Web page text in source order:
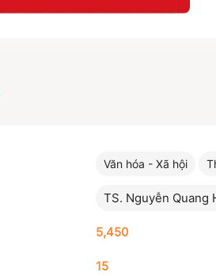
Văn hóa - Xã hội
TS. Nguyễn Quang
5,450
15